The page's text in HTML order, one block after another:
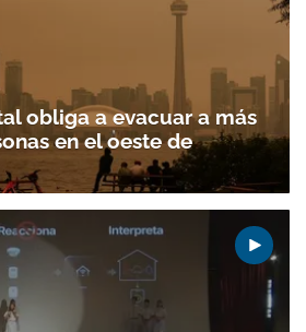
obliga a evacuar a más
en el oeste de